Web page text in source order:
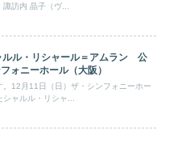
諏訪内 晶子（ヴ...
ルル・リシャール＝アムラン 公
ォニーホール（大阪）
。12月11日（日）ザ・シンフォニーホー
ャルル・リシャ...